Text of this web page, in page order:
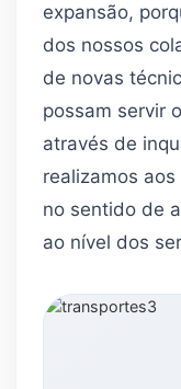
expansão,
dos nossos
de novas
possam servir
através de
realizamos
no sentido de
ao nível dos